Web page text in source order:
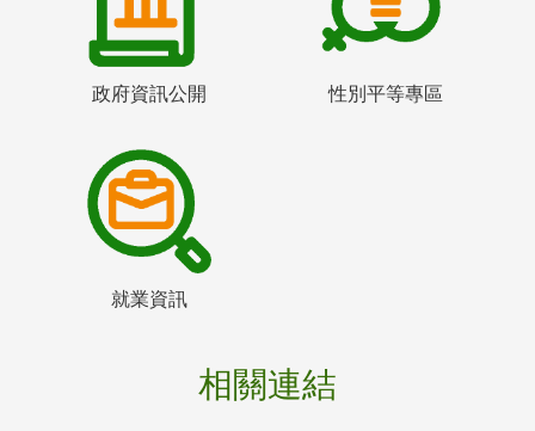
政府資訊公開 性別平等專區
就業資訊
相關連結